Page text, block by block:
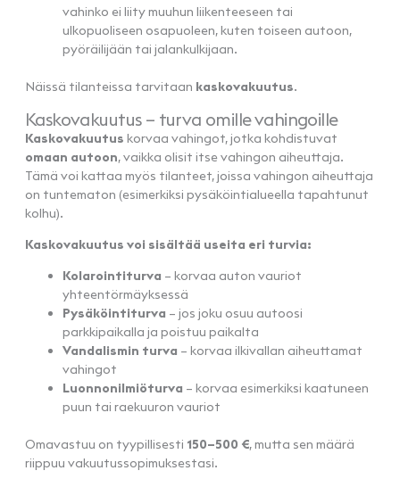
vahinko ei liity muuhun liikenteeseen tai
ulkopuoliseen osapuoleen, kuten toiseen autoon,
pyöräilijään tai jalankulkijaan.
Näissä tilanteissa tarvitaan kaskovakuutus.
Kaskovakuutus – turva omille vahingoille
Kaskovakuutus korvaa vahingot, jotka kohdistuvat
omaan autoon, vaikka olisit itse vahingon aiheuttaja.
Tämä voi kattaa myös tilanteet, joissa vahingon aiheuttaja
on tuntematon (esimerkiksi pysäköintialueella tapahtunut
kolhu).
Kaskovakuutus voi sisältää useita eri turvia:
Kolarointiturva – korvaa auton vauriot
yhteentörmäyksessä
Pysäköintiturva – jos joku osuu autoosi
parkkipaikalla ja poistuu paikalta
Vandalismin turva – korvaa ilkivallan aiheuttamat
vahingot
Luonnonilmiöturva – korvaa esimerkiksi kaatuneen
puun tai raekuuron vauriot
Omavastuu on tyypillisesti 150–500 €, mutta sen määrä
riippuu vakuutussopimuksestasi.